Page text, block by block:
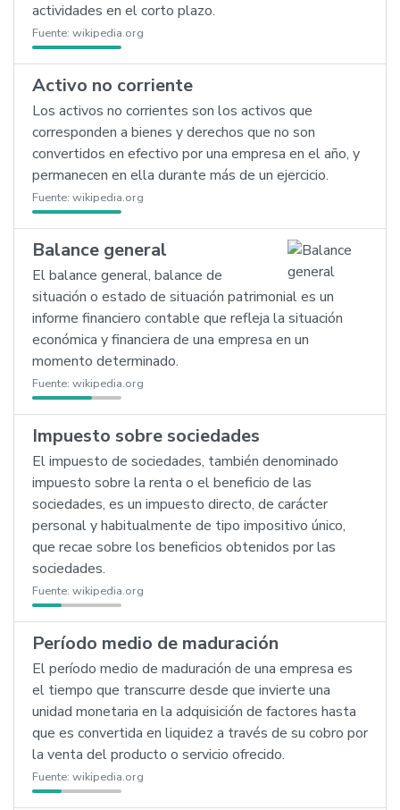
actividades en el corto plazo.
Fuente: wikipedia.org
Activo no corriente
Los activos no corrientes son los activos que
corresponden a bienes y derechos que no son
convertidos en efectivo por una empresa en el año, y
permanecen en ella durante más de un ejercicio.
Fuente: wikipedia.org
Balance general
El balance general, balance de
situación o estado de situación patrimonial es un
informe financiero contable que refleja la situación
económica y financiera de una empresa en un
momento determinado.
Fuente: wikipedia.org
Impuesto sobre sociedades
El impuesto de sociedades, también denominado
impuesto sobre la renta o el beneficio de las
sociedades, es un impuesto directo, de carácter
personal y habitualmente de tipo impositivo único,
que recae sobre los beneficios obtenidos por las
sociedades.
Fuente: wikipedia.org
Período medio de maduración
El período medio de maduración de una empresa es
el tiempo que transcurre desde que invierte una
unidad monetaria en la adquisición de factores hasta
que es convertida en liquidez a través de su cobro por
la venta del producto o servicio ofrecido.
Fuente: wikipedia.org